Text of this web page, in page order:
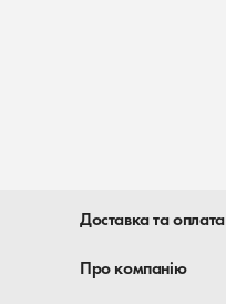
Доставка та оплата
Про компанію